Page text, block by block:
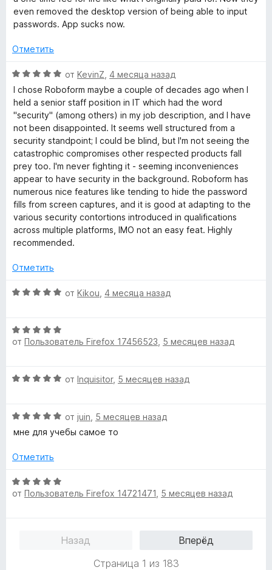
о
н
1
з
5
even removed the desktop version of being able to input
passwords. App sucks now.
Отметить
О
ц
е
н
е
н
о
н
а
5
и
з
5
от KevinZ 4 месяца назад
I chose Roboform maybe a couple of decades ago when I
held a senior staff position in IT which had the word
"security" (among others) in my job description, and I have
not been disappointed. It seems well structured from a
security standpoint; I could be blind, but I'm not seeing the
catastrophic compromises other respected products fall
prey too. I'm never fighting it - seeming inconveniences
appear to have security in the background. Roboform has
numerous nice features like tending to hide the password
fills from screen captures, and it is good at adapting to the
various security contortions introduced in qualifications
across multiple platforms, IMO not an easy feat. Highly
recommended.
Отметить
О
н
е
н
и
з
от Kikou 4 месяца назад
О
ц
е
н
а
и
5
от Пользователь Firefox 17456523 5 месяцев назад
О
н
е
о
а
5
от Inquisitor, 5 месяцев назад
О
ц
н
н
о
от juin 5 месяцев назад
мне для учебы самое то
Отметить
О
ц
от Пользователь Firefox 14721471 5 месяцев назад
Назад
Вперёд
Страница 1 из 183